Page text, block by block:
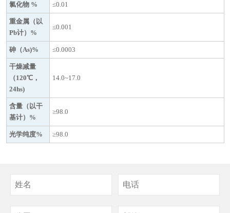
氯化物 % ≤0.01
重金属（以
Pb计）%
≤0.001
砷（As)% ≤0.0003
干燥减量
（120℃，
24hs)
14.0~17.0
含量（以干
基计）%
≥98.0
光学纯度% ≥98.0